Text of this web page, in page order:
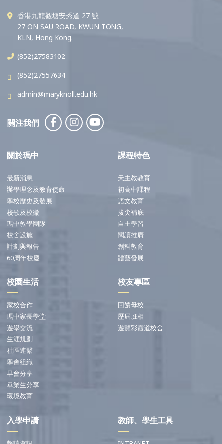
香港九龍觀塘安秀道 27 號
27 ON SAU ROAD, KWUN TONG,
KLN, Hong Kong.
(852)27583102
(852)27557634
admin@maryknoll.edu.hk
關注我們
關於瑪中
最新消息
辦學理念及教育使命
學校歷史及發展
校歌及校徽
瑪中教學團隊
校舍設施
計劃與報告
60周年校慶
課程特色
天主教教育
初高中課程
語文教育
拔尖補底
自主學習
閱讀推廣
創科教育
體藝發展
校園生活
家校合作
瑪中家長學堂
遊學交流
生涯規劃
社區連繫
學會組織
早會分享
畢業生分享
環境教育
校友專區
回饋母校
歷屆班相
遊覽彩霞道校舍
入學申請 教師、學生工具